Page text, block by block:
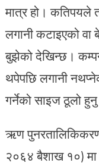
मात्र हो। कतिपयले
लगानी कटाइएको वा
बुझेको देखिन्छ।
थपेपछि लगानी
गर्नेको साइज ठूलो
ऋण
२०६४ बैशाख १०)